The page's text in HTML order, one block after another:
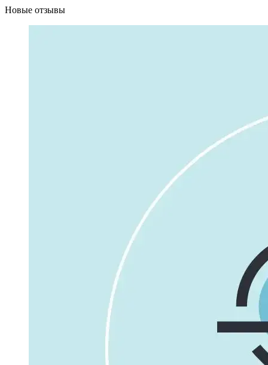
Новые отзывы